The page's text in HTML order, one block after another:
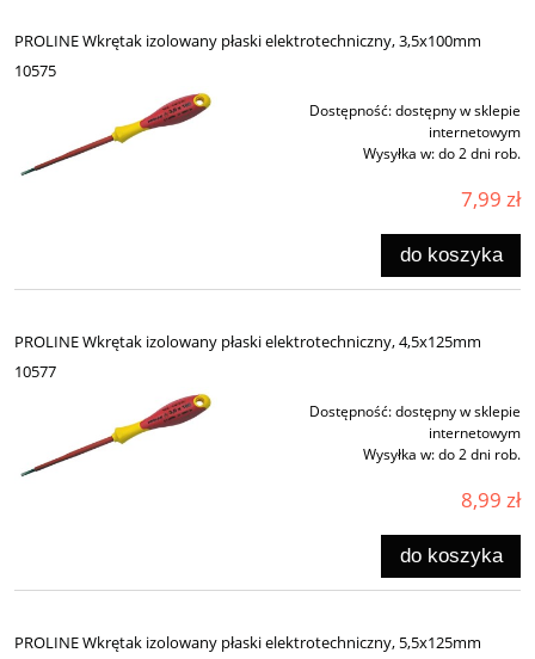
PROLINE Wkrętak izolowany płaski elektrotechniczny, 3,5x100mm
10575
Dostępność:dostępny w sklepie
internetowym
Wysyłka w:do 2 dni rob.
7,99 zł
do koszyka
PROLINE Wkrętak izolowany płaski elektrotechniczny, 4,5x125mm
10577
Dostępność:dostępny w sklepie
internetowym
Wysyłka w:do 2 dni rob.
8,99 zł
do koszyka
PROLINE Wkrętak izolowany płaski elektrotechniczny, 5,5x125mm